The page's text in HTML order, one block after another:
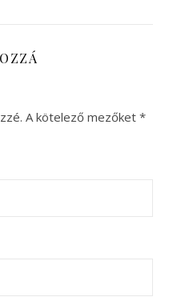
A kötelező mezőket *